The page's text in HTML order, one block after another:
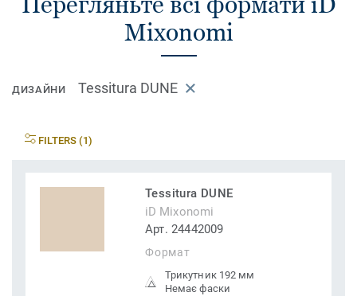
Mixonomi
ДИЗАЙНИ Tessitura DUNE
FILTERS (1)
Tessitura DUNE
iD Mixonomi
Арт. 24442009
Формат
Трикутник 192 мм
Немає фаски